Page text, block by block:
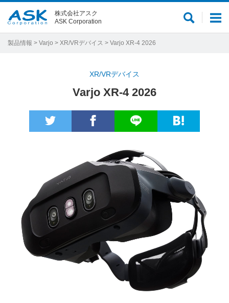
メ
サ
株式会社アスク
ASK Corporation
製品情報 > Varjo > XR/VRデバイス > Varjo XR-4 2026
XR/VRデバイス
Varjo XR-4 2026